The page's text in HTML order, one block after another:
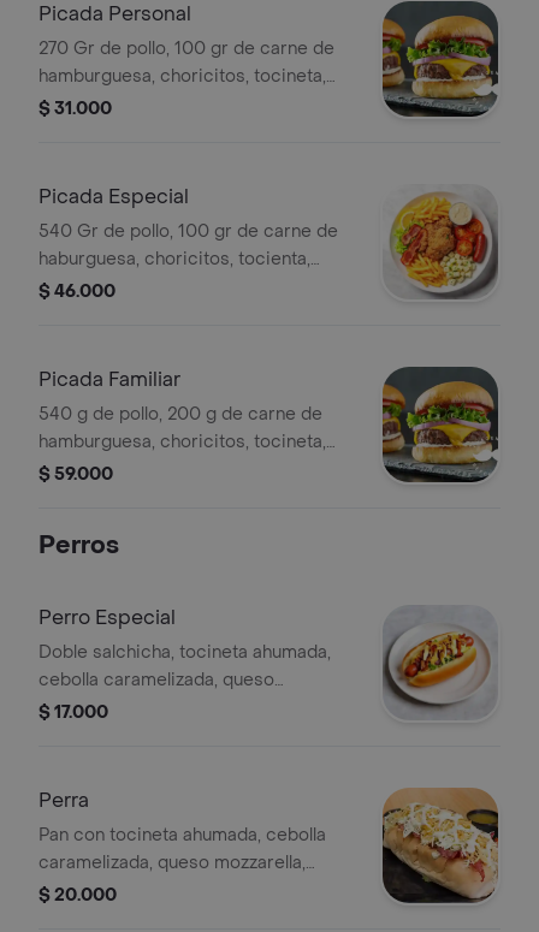
Picada Personal
270 Gr de pollo, 100 gr de carne de
hamburguesa, choricitos, tocineta,
papas a la francesa, salchicha y arepa.
$ 31.000
Picada Especial
540 Gr de pollo, 100 gr de carne de
haburguesa, choricitos, tocienta,
papas a la francesa, salchicha y arepa.
$ 46.000
Picada Familiar
540 g de pollo, 200 g de carne de
hamburguesa, choricitos, tocineta,
papas a la francesa, salchicha y arepa.
$ 59.000
Perros
Perro Especial
Doble salchicha, tocineta ahumada,
cebolla caramelizada, queso
mozzarella, ensalada de la casa y
$ 17.000
Perra
Pan con tocineta ahumada, cebolla
caramelizada, queso mozzarella,
ensalada y ripio de papa.
$ 20.000